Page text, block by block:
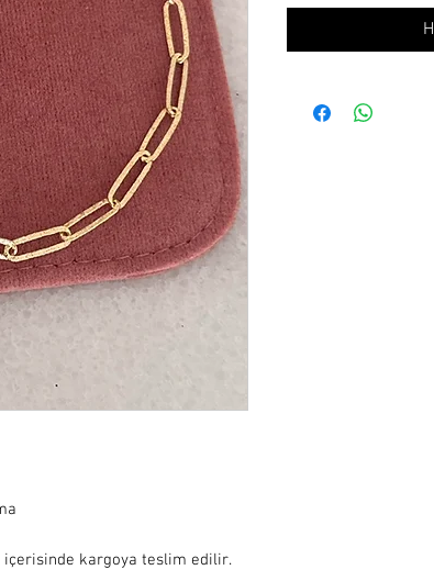
içerisinde kargoya teslim edilir.